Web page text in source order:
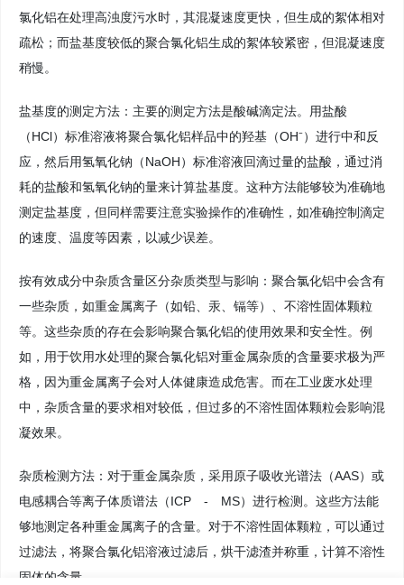
氯化铝在处理高浊度污水时，其混凝速度更快，但生成的絮体相对
疏松；而盐基度较低的聚合氯化铝生成的絮体较紧密，但混凝速度
稍慢。
盐基度的测定方法：主要的测定方法是酸碱滴定法。用盐酸
（HCl）标准溶液将聚合氯化铝样品中的羟基（OH⁻）进行中和反
应，然后用氢氧化钠（NaOH）标准溶液回滴过量的盐酸，通过消
耗的盐酸和氢氧化钠的量来计算盐基度。这种方法能够较为准确地
测定盐基度，但同样需要注意实验操作的准确性，如准确控制滴定
的速度、温度等因素，以减少误差。
按有效成分中杂质含量区分杂质类型与影响：聚合氯化铝中会含有
一些杂质，如重金属离子（如铅、汞、镉等）、不溶性固体颗粒
等。这些杂质的存在会影响聚合氯化铝的使用效果和安全性。例
如，用于饮用水处理的聚合氯化铝对重金属杂质的含量要求极为严
格，因为重金属离子会对人体健康造成危害。而在工业废水处理
中，杂质含量的要求相对较低，但过多的不溶性固体颗粒会影响混
凝效果。
杂质检测方法：对于重金属杂质，采用原子吸收光谱法（AAS）或
电感耦合等离子体质谱法（ICP - MS）进行检测。这些方法能
够地测定各种重金属离子的含量。对于不溶性固体颗粒，可以通过
过滤法，将聚合氯化铝溶液过滤后，烘干滤渣并称重，计算不溶性
固体的含量。